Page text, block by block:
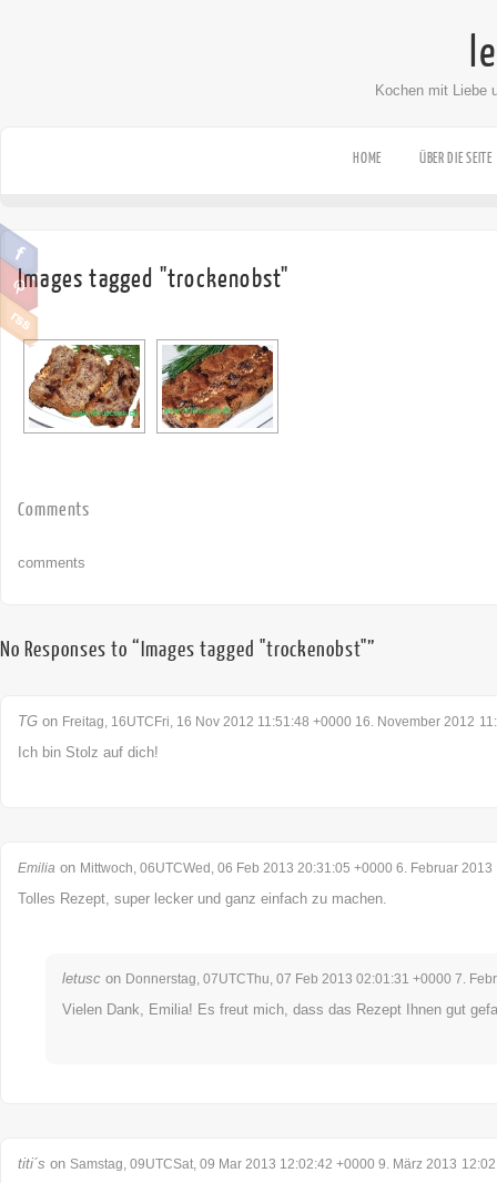
Kochen mit Liebe
HOME ÜBER DIE SEITE
Images tagged "trockenobst"
Comments
comments
No Responses to “Images tagged "trockenobst"”
TG on Freitag, 16UTCFri, 16 Nov 2012 11:51:48 +0000 16. November 2012
Ich bin Stolz auf dich!
Emilia on Mittwoch, 06UTCWed, 06 Feb 2013 20:31:05 +0000 6. Februar 2013
Tolles Rezept, super lecker und ganz einfach zu machen.
letusc on Donnerstag, 07UTCThu, 07 Feb 2013 02:01:31 +0000 7.
Vielen Dank, Emilia! Es freut mich, dass das Rezept Ihnen gut
titi´s on Samstag, 09UTCSat, 09 Mar 2013 12:02:42 +0000 9. März 2013 12:02